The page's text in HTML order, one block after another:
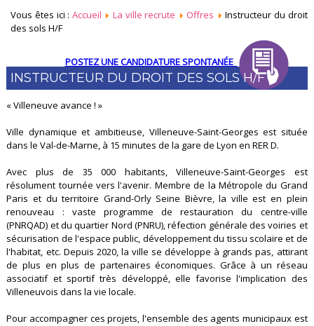
Vous êtes ici : Accueil La ville recrute Offres
Instructeur du droit
des sols H/F
POSTEZ UNE CANDIDATURE SPONTANÉE
INSTRUCTEUR DU DROIT DES SOLS H/F
« Villeneuve avance ! »
Ville dynamique et ambitieuse, Villeneuve-Saint-Georges est située
dans le Val-de-Marne, à 15 minutes de la gare de Lyon en RER D.
Avec plus de 35 000 habitants, Villeneuve-Saint-Georges est
résolument tournée vers l'avenir. Membre de la Métropole du Grand
Paris et du territoire Grand-Orly Seine Bièvre, la ville est en plein
renouveau : vaste programme de restauration du centre-ville
(PNRQAD) et du quartier Nord (PNRU), réfection générale des voiries et
sécurisation de l'espace public, développement du tissu scolaire et de
l'habitat, etc. Depuis 2020, la ville se développe à grands pas, attirant
de plus en plus de partenaires économiques. Grâce à un réseau
associatif et sportif très développé, elle favorise l'implication des
Villeneuvois dans la vie locale.
Pour accompagner ces projets, l'ensemble des agents municipaux est